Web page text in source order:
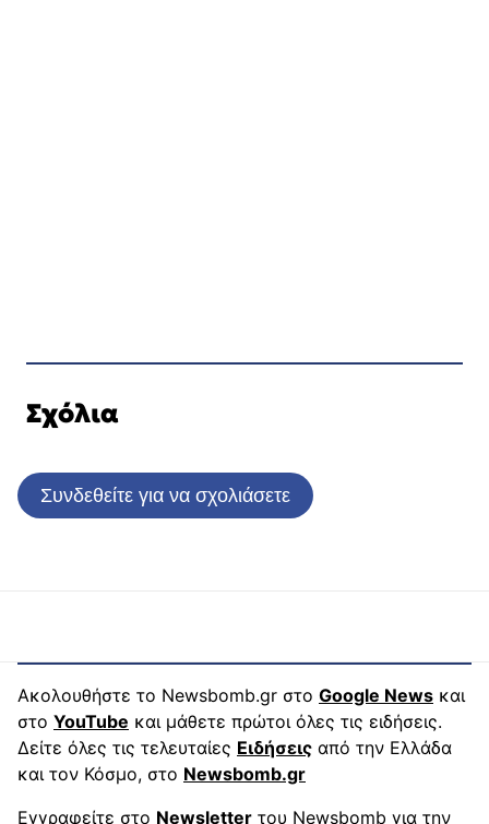
Σχόλια
Συνδεθείτε για να σχολιάσετε
Ακολουθήστε το Newsbomb.gr στο Google News και
στο YouTube και μάθετε πρώτοι όλες τις ειδήσεις.
Δείτε όλες τις τελευταίες Ειδήσεις από την Ελλάδα
και τον Κόσμο, στο Newsbomb.gr
Εγγραφείτε στο Newsletter του Newsbomb για την